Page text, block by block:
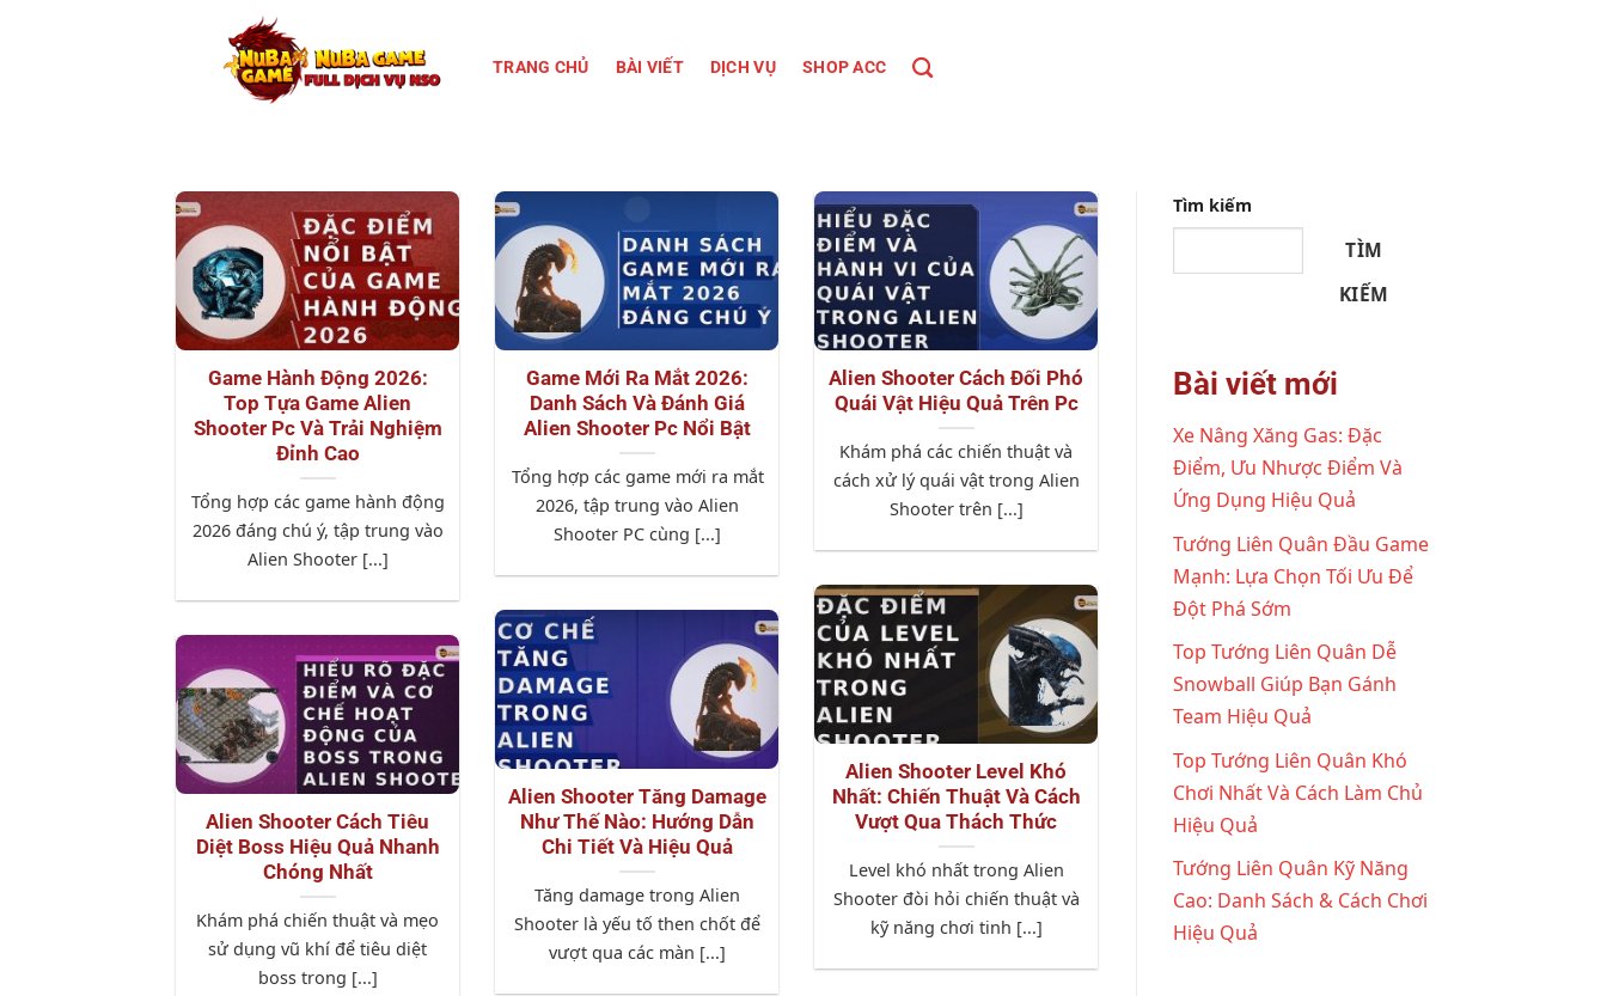
TRANG CHỦ BÀI VIẾT DỊCH VỤ SHOP ACC
Game Hành Động 2026:
Top Tựa Game Alien
Shooter Pc Và Trải Nghiệm
Đỉnh Cao
Tổng hợp các game hành động
2026 đáng chú ý, tập trung vào
Alien Shooter [...]
Game Mới Ra Mắt 2026:
Danh Sách Và Đánh Giá
Alien Shooter Pc Nổi Bật
Tổng hợp các game mới ra mắt
2026, tập trung vào Alien
Shooter PC cùng [...]
Alien Shooter Cách Đối Phó
Quái Vật Hiệu Quả Trên Pc
Khám phá các chiến thuật và
cách xử lý quái vật trong Alien
Shooter trên [...]
Alien Shooter Level Khó
Nhất: Chiến Thuật Và Cách
Vượt Qua Thách Thức
Level khó nhất trong Alien
Shooter đòi hỏi chiến thuật và
kỹ năng chơi tinh [...]
Alien Shooter Tăng Damage
Như Thế Nào: Hướng Dẫn
Chi Tiết Và Hiệu Quả
Tăng damage trong Alien
Shooter là yếu tố then chốt để
vượt qua các màn [...]
Alien Shooter Cách Tiêu
Diệt Boss Hiệu Quả Nhanh
Chóng Nhất
Khám phá chiến thuật và mẹo
sử dụng vũ khí để tiêu diệt
boss trong [...]
Tìm kiếm
TÌM
KIẾM
Bài viết mới
Xe Nâng Xăng Gas: Đặc
Điểm, Ưu Nhược Điểm Và
Ứng Dụng Hiệu Quả
Tướng Liên Quân Đầu Game
Mạnh: Lựa Chọn Tối Ưu Để
Đột Phá Sớm
Top Tướng Liên Quân Dễ
Snowball Giúp Bạn Gánh
Team Hiệu Quả
Top Tướng Liên Quân Khó
Chơi Nhất Và Cách Làm Chủ
Hiệu Quả
Tướng Liên Quân Kỹ Năng
Cao: Danh Sách & Cách Chơi
Hiệu Quả